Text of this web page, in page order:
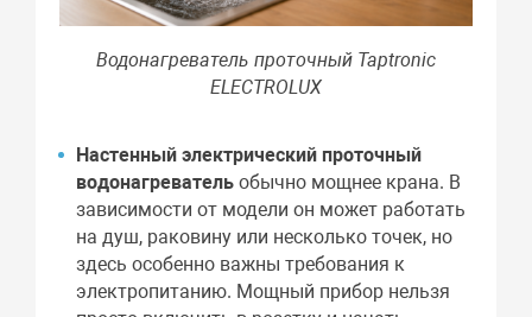
Водонагреватель проточный Taptronic
ELECTROLUX
Настенный электрический проточный
водонагреватель обычно мощнее крана. В
зависимости от модели он может работать
на душ, раковину или несколько точек, но
здесь особенно важны требования к
электропитанию. Мощный прибор нельзя